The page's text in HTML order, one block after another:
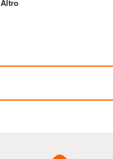
Altro